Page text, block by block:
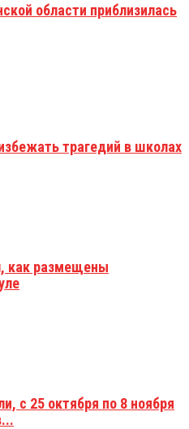
области приблизилась
трагедий в школах
как размещены
с 25 октября по 8 ноября